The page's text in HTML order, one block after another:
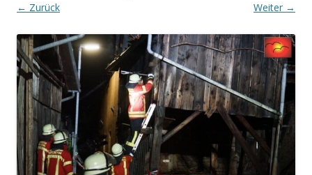
← Zurück Weiter →